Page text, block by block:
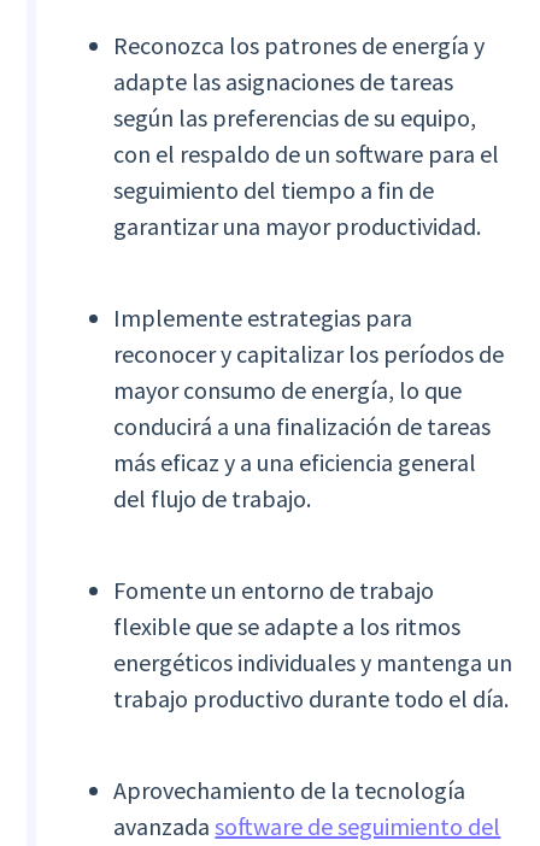
Reconozca los patrones de energía y
adapte las asignaciones de tareas
según las preferencias de su equipo,
con el respaldo de un software para el
seguimiento del tiempo a fin de
garantizar una mayor productividad.
Implemente estrategias para
reconocer y capitalizar los períodos de
mayor consumo de energía, lo que
conducirá a una finalización de tareas
más eficaz y a una eficiencia general
del flujo de trabajo.
Fomente un entorno de trabajo
flexible que se adapte a los ritmos
energéticos individuales y mantenga un
trabajo productivo durante todo el día.
Aprovechamiento de la tecnología
avanzadasoftware de seguimiento del